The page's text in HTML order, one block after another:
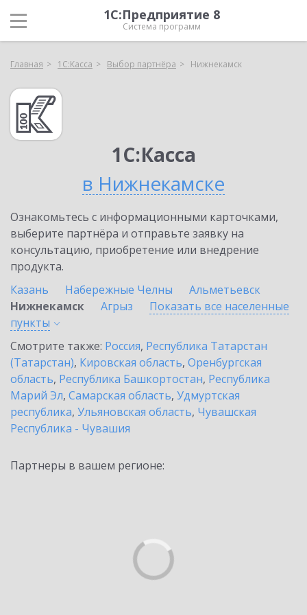
1С:Предприятие 8
Система программ
Главная 1С:Касса Выбор партнёра Нижнекамск
1С:Касса
в Нижнекамске
Ознакомьтесь с информационными карточками,
выберите партнёра и отправьте заявку на
консультацию, приобретение или внедрение
продукта.
Казань
Набережные Челны
Альметьевск
Нижнекамск
Агрыз
Показать все населенные
пункты
Смотрите также: Россия, Республика Татарстан
(Татарстан), Кировская область, Оренбургская
область, Республика Башкортостан, Республика
Марий Эл, Самарская область, Удмуртская
республика, Ульяновская область, Чувашская
Республика - Чувашия
Партнеры в вашем регионе: